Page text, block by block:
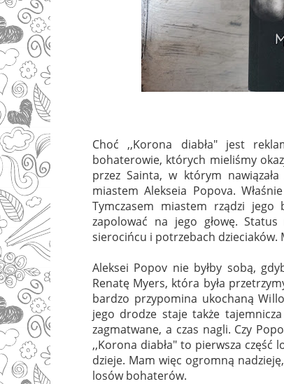
Choć ,,Korona diabła" jest
bohaterowie, których mieliśmy
przez Sainta, w którym
miastem Alekseia Popova.
Tymczasem miastem rządzi
zapolować na jego głowę.
sierocińcu i potrzebach dzieciaków.
Aleksei Popov nie byłby sobą,
Renatę Myers, która była
bardzo przypomina ukochaną
jego drodze staje także
zagmatwane, a czas nagli. Czy
,,Korona diabła" to pierwsza część
dzieje. Mam więc ogromną
losów bohaterów.